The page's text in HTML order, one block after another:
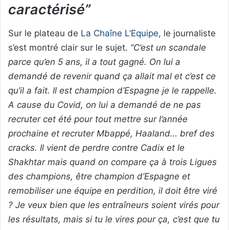
caractérisé”
Sur le plateau de La Chaîne L’Equipe, le journaliste
s’est montré clair sur le sujet. “C’est un scandale
parce qu’en 5 ans, il a tout gagné. On lui a
demandé de revenir quand ça allait mal et c’est ce
qu’il a fait. Il est champion d’Espagne je le rappelle.
A cause du Covid, on lui a demandé de ne pas
recruter cet été pour tout mettre sur l’année
prochaine et recruter Mbappé, Haaland… bref des
cracks. Il vient de perdre contre Cadix et le
Shakhtar mais quand on compare ça à trois Ligues
des champions, être champion d’Espagne et
remobiliser une équipe en perdition, il doit être viré
? Je veux bien que les entraîneurs soient virés pour
les résultats, mais si tu le vires pour ça, c’est que tu